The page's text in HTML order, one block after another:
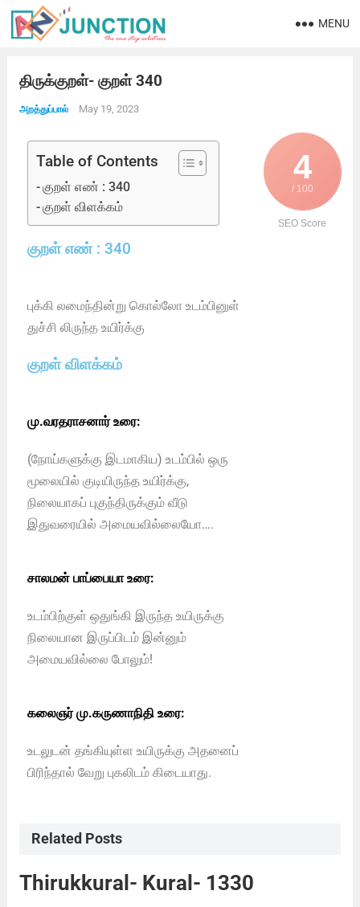
MENU
திருக்குறள்- குறள் 340
அறத்துப்பால் May 19, 2023
4
/ 100
SEO Score
Table of Contents
குறள் எண் : 340
குறள் விளக்கம்
குறள் எண் : 340
புக்கி லமைந்தின்று கொல்லோ உடம்பினுள்
துச்சி லிருந்த உயிர்க்கு
குறள் விளக்கம்
மு.வரதராசனார் உரை:
(நோய்களுக்கு இடமாகிய) உடம்பில் ஒரு
மூலையில் குடியிருந்த உயிர்க்கு,
நிலையாகப் புகுந்திருக்கும் வீடு
இதுவரையில் அமையவில்லையோ….
சாலமன் பாப்பையா உரை:
உடம்பிற்குள் ஒதுங்கி இருந்த உயிருக்கு
நிலையான இருப்பிடம் இன்னும்
அமையவில்லை போலும்!
கலைஞர் மு.கருணாநிதி உரை:
உடலுடன் தங்கியுள்ள உயிருக்கு அதனைப்
பிரிந்தால் வேறு புகலிடம் கிடையாது.
Related Posts
Thirukkural- Kural- 1330